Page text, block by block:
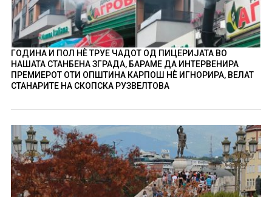
ГОДИНА И ПОЛ НÈ ТРУЕ ЧАДОТ ОД ПИЦЕРИЈАТА ВО
НАШАТА СТАНБЕНА ЗГРАДА, БАРАМЕ ДА ИНТЕРВЕНИРА
ПРЕМИЕРОТ ОТИ ОПШТИНА КАРПОШ НÈ ИГНОРИРА, ВЕЛАТ
СТАНАРИТЕ НА СКОПСКА РУЗВЕЛТОВА